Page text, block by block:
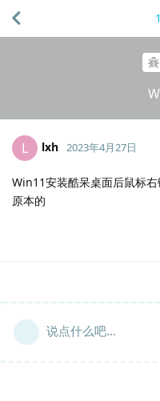
1
L lxh 2023年4月27日
Win11安装酷呆桌面后鼠标
原本的
说点什么吧...